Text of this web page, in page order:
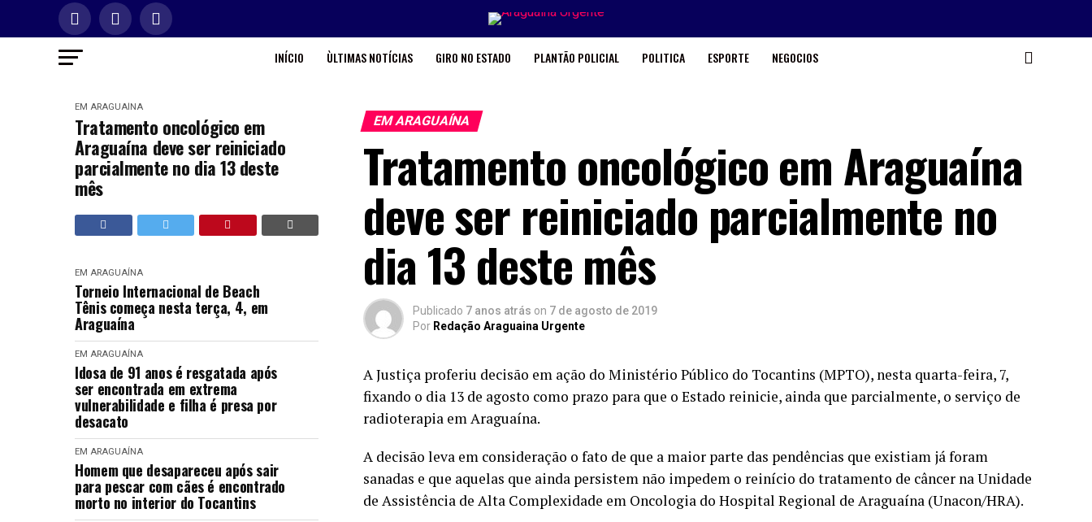
INÍCIO ÙLTIMAS NOTÍCIAS GIRO NO ESTADO PLANTÃO POLICIAL POLITICA ESPORTE NEGOCIOS
EM ARAGUAÍNA
Tratamento oncológico em
Araguaína deve ser reiniciado
parcialmente no dia 13 deste
mês
EM ARAGUAÍNA
Torneio Internacional de Beach
Tênis começa nesta terça, 4, em
Araguaína
EM ARAGUAÍNA
Idosa de 91 anos é resgatada após
ser encontrada em extrema
vulnerabilidade e filha é presa por
desacato
EM ARAGUAÍNA
Homem que desapareceu após sair
para pescar com cães é encontrado
morto no interior do Tocantins
EM ARAGUAÍNA
Tratamento oncológico em Araguaína
deve ser reiniciado parcialmente no
dia 13 deste mês
Publicado 7 anos atrás on 7 de agosto de 2019
Por Redação Araguaina Urgente
A Justiça proferiu decisão em ação do Ministério Público do Tocantins (MPTO), nesta quarta-feira, 7,
fixando o dia 13 de agosto como prazo para que o Estado reinicie, ainda que parcialmente, o serviço de
radioterapia em Araguaína.
A decisão leva em consideração o fato de que a maior parte das pendências que existiam já foram
sanadas e que aquelas que ainda persistem não impedem o reinício do tratamento de câncer na Unidade
de Assistência de Alta Complexidade em Oncologia do Hospital Regional de Araguaína (Unacon/HRA).